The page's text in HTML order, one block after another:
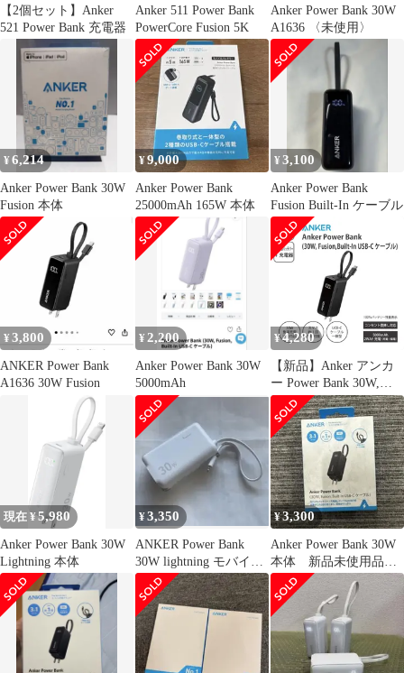
【2個セット】Anker
521 Power Bank 充電器
Anker 511 Power Bank
PowerCore Fusion 5K
Anker Power Bank 30W
A1636 〈未使用〉
¥6,214
Anker Power Bank 30W
Fusion 本体
¥9,000
Anker Power Bank
25000mAh 165W 本体
¥3,100
Anker Power Bank
Fusion Built-In ケーブル
¥ 3,800
ANKER Power Bank
A1636 30W Fusion
¥2,200
Anker Power Bank 30W
5000mAh
¥4,280
【新品】Anker アンカ
ー Power Bank 30W,
Fusion USB-Cケーブル
一体型 A1636N11 モバ
イルバッテリー＋充電
器 3in1 5000mAh 30W急
速充電 PD対応 折りた
たみプラグ ＜ゆうパケ
ットパフ＞
現在 ¥5,980
Anker Power Bank 30W
Lightning 本体
¥3,350
ANKER Power Bank
30W lightning モバイル
バッテリー
¥3,300
Anker Power Bank 30W
本体 新品未使用品送
料込み✨️